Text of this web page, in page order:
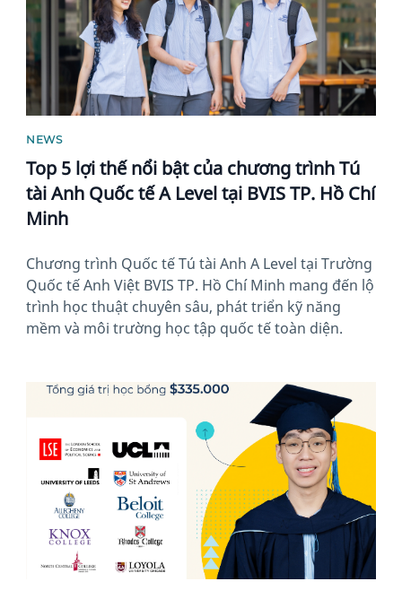
NEWS
Top 5 lợi thế nổi bật của chương trình Tú
tài Anh Quốc tế A Level tại BVIS TP. Hồ Chí
Minh
Chương trình Quốc tế Tú tài Anh A Level tại Trường
Quốc tế Anh Việt BVIS TP. Hồ Chí Minh mang đến lộ
trình học thuật chuyên sâu, phát triển kỹ năng
mềm và môi trường học tập quốc tế toàn diện.
News image